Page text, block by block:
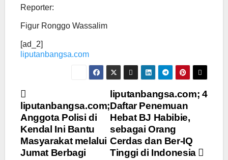
Reporter:
Figur Ronggo Wassalim
[ad_2]
liputanbangsa.com
Navigasi
pos
liputanbangsa.com; 4
Daftar Penemuan
Hebat BJ Habibie,
sebagai Orang
Cerdas dan Ber-IQ
Tinggi di Indonesia
liputanbangsa.com;
Anggota Polisi di
Kendal Ini Bantu
Masyarakat melalui
Jumat Berbagi